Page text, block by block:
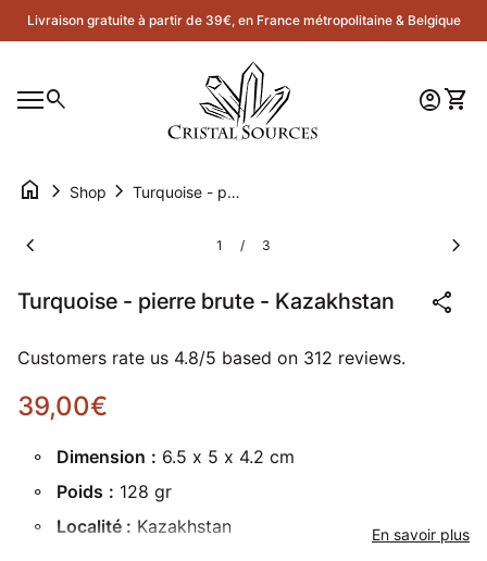
Skip to content
Livraison gratuite à partir de 39€, en France métropolitaine & Belgique
Navigation mobile
search
Accueil
Compte
account_circle Voir
shopping_cart
home chevron_right Shop chevron_right Turquoise - pierre brute - Kazakhstan
chevron_left 1 / 3 chevron_right
Turquoise - pierre brute - Kazakhstan share
Customers rate us 4.8/5 based on 312 reviews.
Prix normal
39,00€
Dimension : 6.5 x 5 x 4.2 cm
Poids : 128 gr
Localité : Kazakhstan
En savoir plus